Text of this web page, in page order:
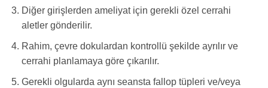
Diğer girişlerden ameliyat için gerekli özel cerrahi
aletler gönderilir.
Rahim, çevre dokulardan kontrollü şekilde ayrılır ve
cerrahi planlamaya göre çıkarılır.
Gerekli olgularda aynı seansta fallop tüpleri ve/veya